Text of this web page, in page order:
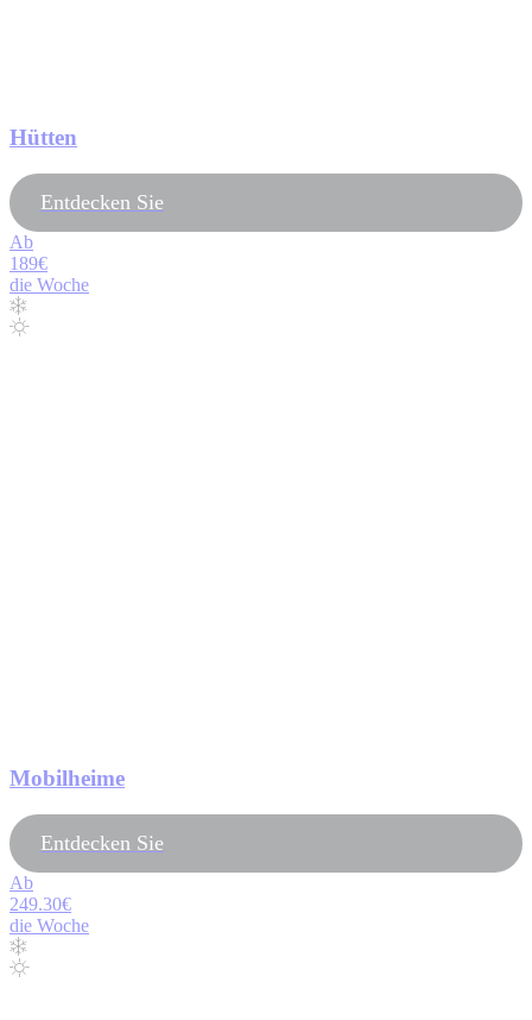
Hütten
Entdecken Sie
Ab
189€
die Woche
Mobilheime
Entdecken Sie
Ab
249.30€
die Woche